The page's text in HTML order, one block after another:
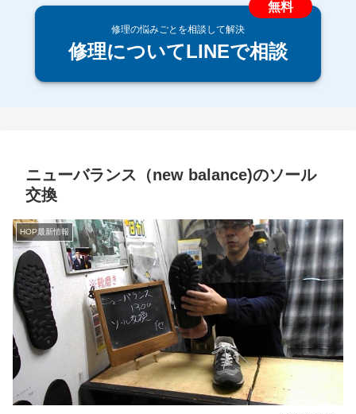
修理の悩みごとを相談して解決
修理についてLINEで相談
ニューバランス（new balance)のソール
交換
HOP最新情報